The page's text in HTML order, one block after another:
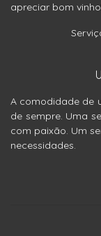
apreciar bom
A comodidade de
de sempre. Uma
com paixão. Um
necessidades.